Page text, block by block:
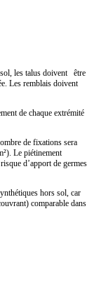
les talus doivent être
Les remblais doivent
de chaque extrémité
de fixations sera
Le piétinement
d’apport de germes
hors sol, car
comparable dans